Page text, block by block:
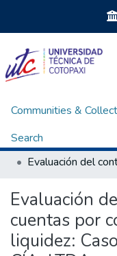
Communities &
Search
Statistics
Home
Evaluación
cuentas por
liquidez: